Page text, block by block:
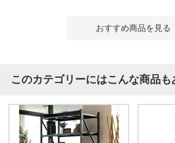
おすすめ商品を見る
このカテゴリーにはこんな商品も